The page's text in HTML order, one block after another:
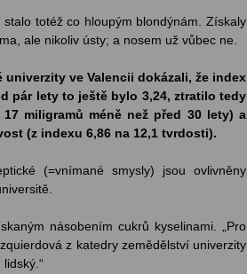
Varhanní recitál Michala Novenka v
3. 7. 2026
totéž co hloupým blondýnám. Získaly
ale nikoliv ústy; a nosem už vůbec ne.
ve Valencii dokázali, že index
pár lety to ještě bylo 3,24, ztratilo tedy
miligramů méně než před 30 lety) a
(z indexu 6,86 na 12,1 tvrdosti).
(=vnímané smysly) jsou ovlivněny
násobením cukrů kyselinami. „Pro
z katedry zemědělství univerzity